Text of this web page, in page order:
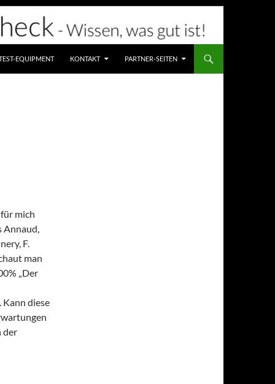
EQUIPMENT KONTAKT PARTNER-SEITEN
mich
Annaud,
F.
man
„Der
diese
der